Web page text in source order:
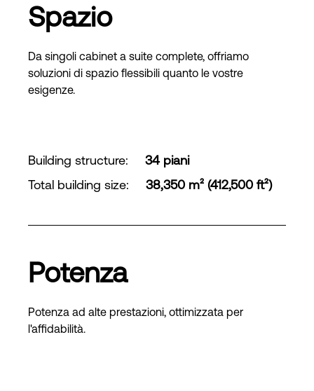
Spazio
Da singoli cabinet a suite complete, offriamo
soluzioni di spazio flessibili quanto le vostre
esigenze.
Building structure:
34 piani
Total building size: 38,350 m² (412,500 ft²)
Potenza
Potenza ad alte prestazioni, ottimizzata per
l'affidabilità.